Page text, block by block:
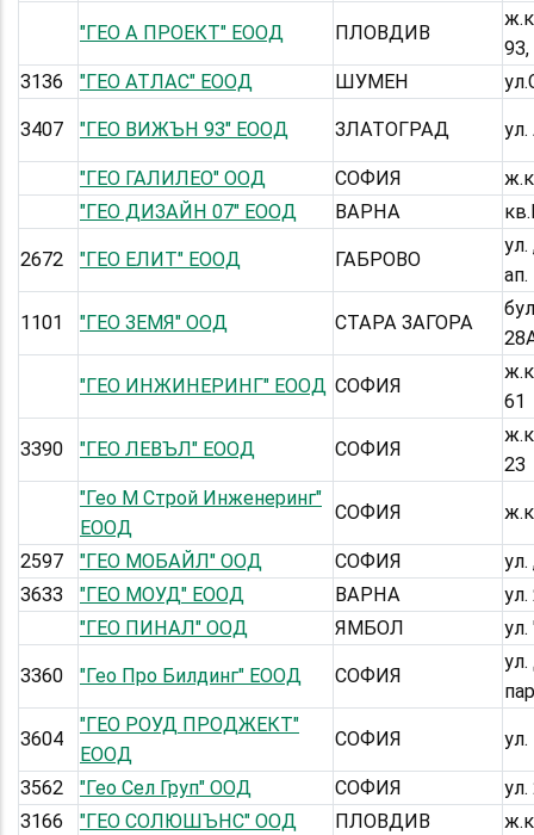
"ГЕО А ПРОЕКТ" ЕООД ПЛОВДИВ
93,
3136
"ГЕО АТЛАС" ЕООД ШУМЕН
3407 "ГЕО ВИЖЪН 93" ЕООД ЗЛАТОГРАД
"ГЕО ГАЛИЛЕО" ООД СОФИЯ
"ГЕО ДИЗАЙН 07" ЕООД
ВАРНА
2672 "ГЕО ЕЛИТ" ЕООД ГАБРОВО
ап.
1101 "ГЕО ЗЕМЯ" ООД СТАРА ЗАГОРА
"ГЕО ИНЖИНЕРИНГ" ЕООД СОФИЯ
61
3390 "ГЕО ЛЕВЪЛ" ЕООД СОФИЯ
23
"Гео М Строй Инженеринг"
ЕООД
СОФИЯ
2597 "ГЕО МОБАЙЛ" ООД СОФИЯ
3633
"ГЕО МОУД" ЕООД ВАРНА
"ГЕО ПИНАЛ" ООД
ЯМБОЛ
3360 "Гео Про Билдинг" ЕООД СОФИЯ
3604
"ГЕО РОУД ПРОДЖЕКТ"
ЕООД
СОФИЯ
3562 "Гео Сел Груп" ООД СОФИЯ
3166
"ГЕО СОЛЮШЪНС" ООД ПЛОВДИВ